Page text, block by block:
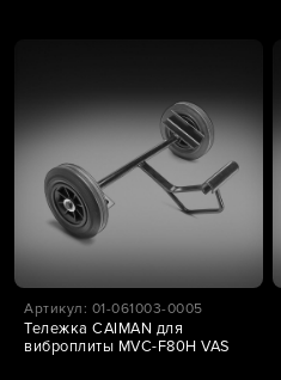
Артикул: 01-061003-0005
Тележка CAIMAN для
виброплиты MVC-F80H VAS